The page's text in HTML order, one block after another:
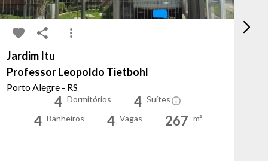
Jardim Itu
Professor Leopoldo Tietbohl
Porto Alegre - RS
4 Dormitórios 4 Suítes
4 Banheiros 4 Vagas 267 m²